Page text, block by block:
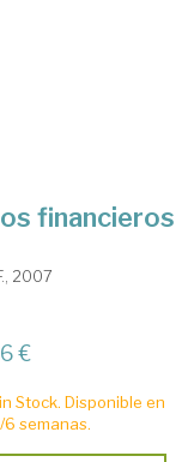
financieros
2007
€
Stock. Disponible en
6 semanas.